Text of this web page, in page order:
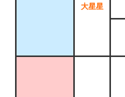
大星星